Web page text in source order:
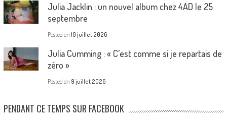
Julia Jacklin : un nouvel album chez 4AD le 25
septembre
Posted on 10 juillet 2026
Julia Cumming : « C’est comme si je repartais de
zéro »
Posted on 9 juillet 2026
PENDANT CE TEMPS SUR FACEBOOK